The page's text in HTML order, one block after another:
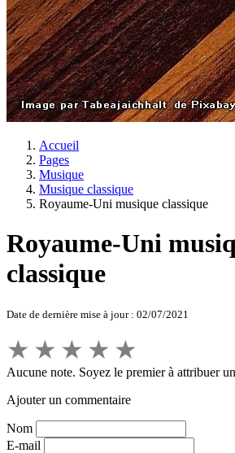
Accueil
Pages
Musique
Musique classique
Royaume-Uni musique classique
Royaume-Uni
classique
Date de dernière mise à jour : 02/07/2021
★ ★ ★ ★ ★
Aucune note. Soyez le premier à attribuer
Ajouter un commentaire
Nom
E-mail